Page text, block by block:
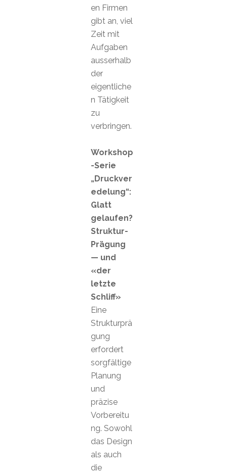
en Firmen
gibt an, viel
Zeit mit
Aufgaben
ausserhalb
der
eigentliche
n Tätigkeit
zu
verbringen.
Workshop
-Serie
„Druckver
edelung“:
Glatt
gelaufen?
Struktur-
Prägung
— und
«der
letzte
Schliff»
Eine
Strukturprä
gung
erfordert
sorgfältige
Planung
und
präzise
Vorbereitu
ng. Sowohl
das Design
als auch
die